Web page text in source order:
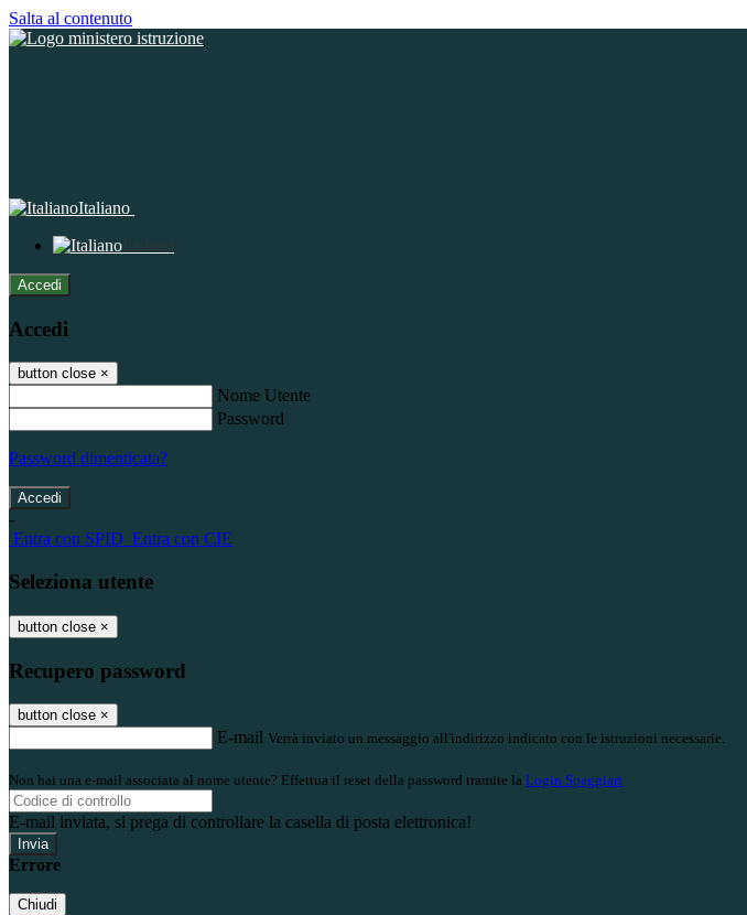
Salta al contenuto
Italiano
Italiano
Accedi
Accedi
button close ×
Nome Utente
Password
Password dimenticata?
-
Entra con SPID Entra con CIE
Seleziona utente
button close ×
Recupero password
button close ×
E-mail Verrà inviato un messaggio all'indirizzo indicato con le istruzioni necessarie.
Non hai una e-mail associata al nome utente? Effettua il reset della password tramite la Login Spaggiari
E-mail inviata, si prega di controllare la casella di posta elettronica!
Errore
Chiudi